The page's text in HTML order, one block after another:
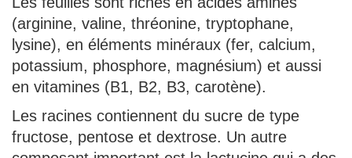
(arginine, valine, thréonine, tryptophane,
lysine), en éléments minéraux (fer, calcium,
potassium, phosphore, magnésium) et aussi
en vitamines (B1, B2, B3, carotène).
Les racines contiennent du sucre de type
fructose, pentose et dextrose. Un autre